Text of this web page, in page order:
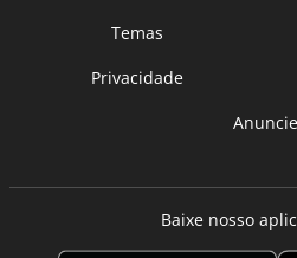
Temas
Privacidade
Anuncie
Baixe nosso